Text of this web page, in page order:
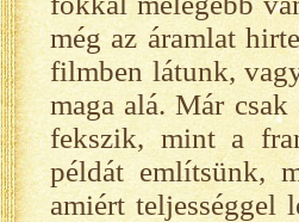
még az áramlat
filmben látunk,
maga alá. Már csak
fekszik, mint a
példát említsünk,
amiért teljességgel